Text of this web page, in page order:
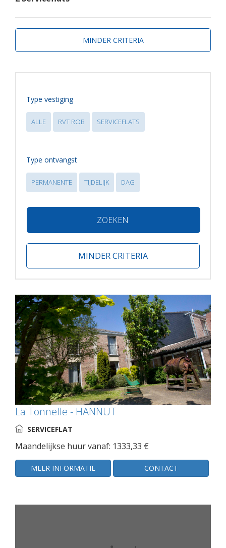
MINDER CRITERIA
Type vestiging
ALLE RVT ROB SERVICEFLATS
Type ontvangst
PERMANENTE TIJDELIJK DAG
ZOEKEN
MINDER CRITERIA
La Tonnelle - HANNUT
SERVICEFLAT
Maandelijkse huur vanaf: 1333,33 €
MEER INFORMATIE CONTACT